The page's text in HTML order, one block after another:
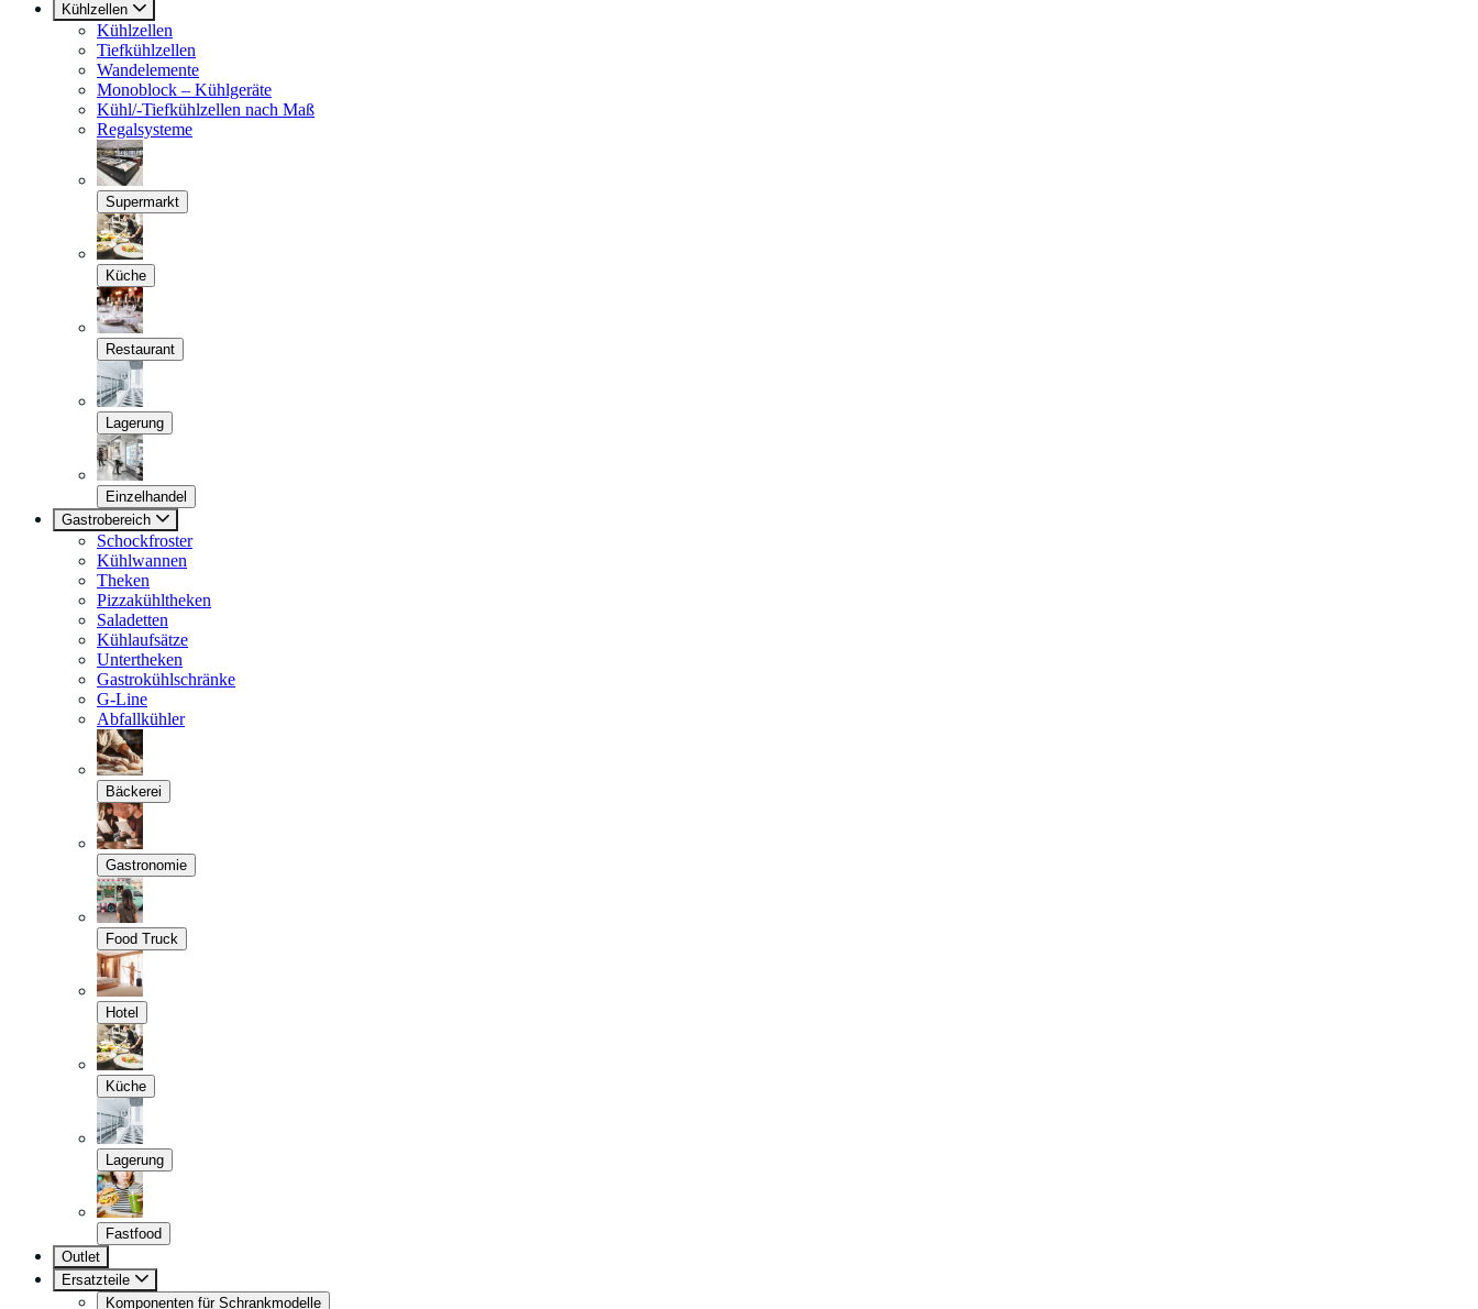
Kühlzellen
Kühlzellen
Tiefkühlzellen
Wandelemente
Monoblock – Kühlgeräte
Kühl/-Tiefkühlzellen nach Maß
Regalsysteme
Supermarkt
Küche
Restaurant
Lagerung
Einzelhandel
Gastrobereich
Schockfroster
Kühlwannen
Theken
Pizzakühltheken
Saladetten
Kühlaufsätze
Untertheken
Gastrokühlschränke
G-Line
Abfallkühler
Bäckerei
Gastronomie
Food Truck
Hotel
Küche
Lagerung
Fastfood
Outlet
Ersatzteile
Komponenten für Schrankmodelle